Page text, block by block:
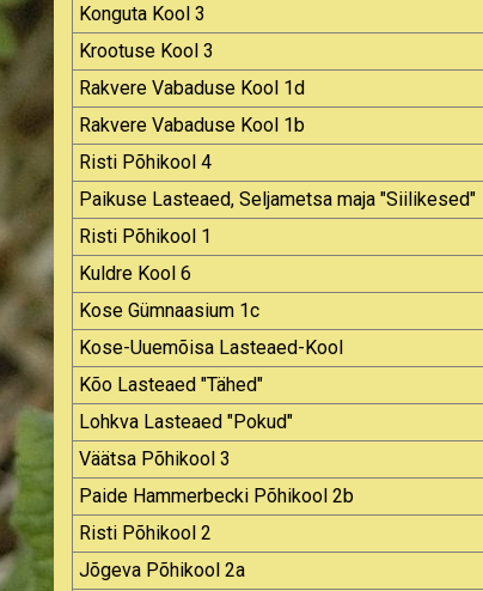
Konguta Kool 3
Krootuse Kool 3
Rakvere Vabaduse Kool 1d
Rakvere Vabaduse Kool 1b
Risti Põhikool 4
Paikuse Lasteaed, Seljametsa maja "Siilikesed"
Risti Põhikool 1
Kuldre Kool 6
Kose Gümnaasium 1c
Kose-Uuemõisa Lasteaed-Kool
Kõo Lasteaed "Tähed"
Lohkva Lasteaed "Pokud"
Väätsa Põhikool 3
Paide Hammerbecki Põhikool 2b
Risti Põhikool 2
Jõgeva Põhikool 2a